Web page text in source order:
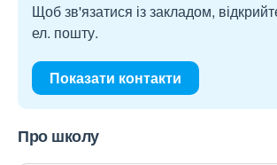
Щоб зв'язатися із закладом,
ел. пошту.
Показати контакти
Про школу